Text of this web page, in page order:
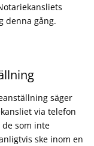
denna gång.
säger
via telefon
som inte
ske inom en